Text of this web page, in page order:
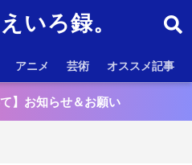
いろ録。
アニメ 芸術 オススメ記事
】お知らせ＆お願い